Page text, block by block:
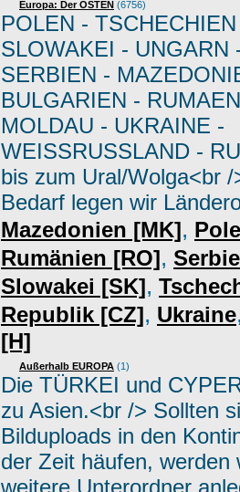
Europa: Der OSTEN (6756)
POLEN -
SLOWAKEI - UNGARN
SERBIEN -
BULGARIEN -
MOLDAU - UKRAINE -
WEISSRUSSLAND -
bis zum Ural/Wolga<br /
Bedarf legen wir
Mazedonien [MK],
Rumänien [RO],
Slowakei [SK],
Republik [CZ], Ukraine
[H]
Außerhalb EUROPA (1)
Die TÜRKEI und
zu Asien.<br /> Sollten
Bilduploads in den
der Zeit häufen, werden
weitere Unterordner